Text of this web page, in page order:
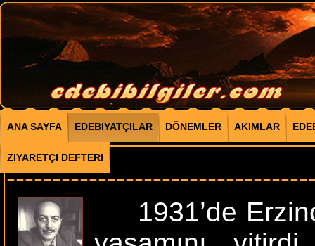
ANA SAYFA EDEBIYATÇILAR DÖNEMLER AKIMLAR
ZIYARETÇI DEFTERI
CEMAL SÜREYA
1931’de